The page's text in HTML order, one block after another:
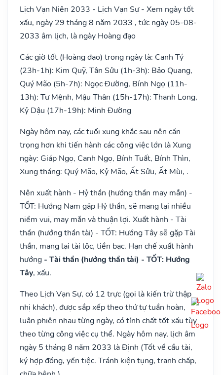
Lịch Vạn Niên 2033 - Lịch Vạn Sự - Xem ngày tốt
xấu, ngày 29 tháng 8 năm 2033 , tức ngày 05-08-
2033 âm lịch, là ngày Hoàng đạo
Các giờ tốt (Hoàng đạo) trong ngày là: Canh Tý
(23h-1h): Kim Quỹ, Tân Sửu (1h-3h): Bảo Quang,
Quý Mão (5h-7h): Ngọc Đường, Bính Ngọ (11h-
13h): Tư Mệnh, Mậu Thân (15h-17h): Thanh Long,
Kỷ Dậu (17h-19h): Minh Đường
Ngày hôm nay, các tuổi xung khắc sau nên cẩn
trọng hơn khi tiến hành các công việc lớn là Xung
ngày: Giáp Ngọ, Canh Ngọ, Bính Tuất, Bính Thìn,
Xung tháng: Quý Mão, Kỷ Mão, Ất Sửu, Ất Mùi, .
Nên xuất hành - Hỷ thần (hướng thần may mắn) -
TỐT: Hướng Nam gặp Hỷ thần, sẽ mang lại nhiều
niềm vui, may mắn và thuận lợi. Xuất hành - Tài
thần (hướng thần tài) - TỐT: Hướng Tây sẽ gặp Tài
thần, mang lại tài lộc, tiền bạc. Hạn chế xuất hành
hướng - Tài thần (hướng thần tài) - TỐT: Hướng
Tây, xấu.
Theo Lịch Vạn Sự, có 12 trực (gọi là kiến trừ thập
nhị khách), được sắp xếp theo thứ tự tuần hoàn,
luân phiên nhau từng ngày, có tính chất tốt xấu tùy
theo từng công việc cụ thể. Ngày hôm nay, lịch âm
ngày 5 tháng 8 năm 2033 là Định (Tốt về cầu tài,
ký hợp đồng, yến tiệc. Tránh kiện tụng, tranh chấp,